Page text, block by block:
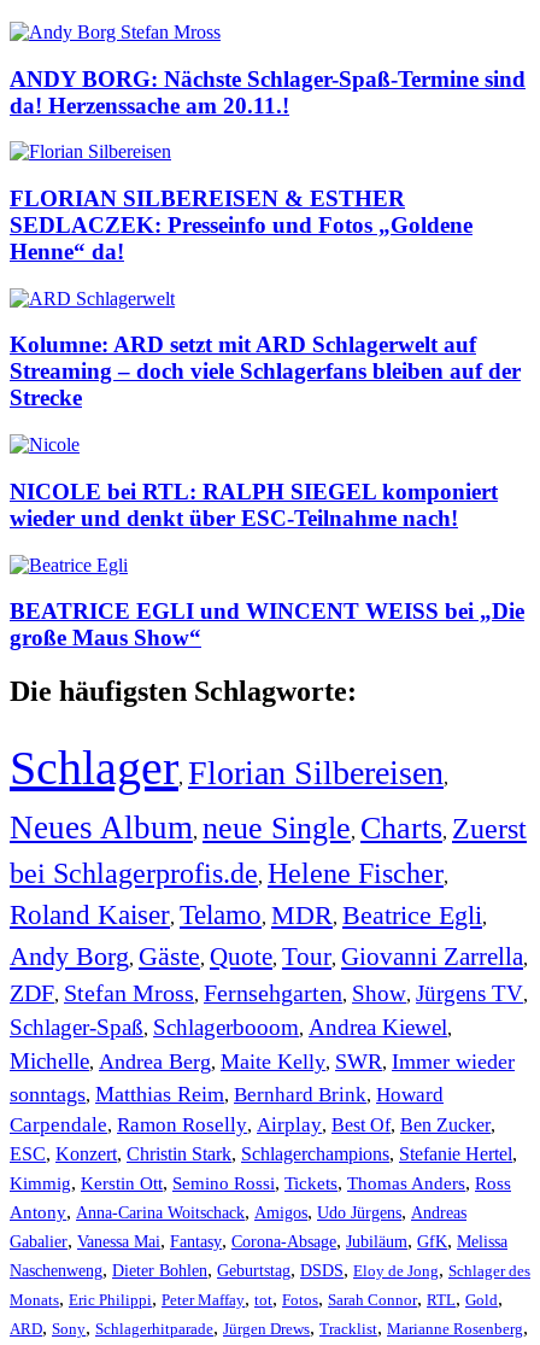
ANDY BORG: Nächste Schlager-Spaß-Termine sind
da! Herzenssache am 20.11.!
FLORIAN SILBEREISEN & ESTHER
SEDLACZEK: Presseinfo und Fotos „Goldene
Henne“ da!
Kolumne: ARD setzt mit ARD Schlagerwelt auf
Streaming – doch viele Schlagerfans bleiben auf der
Strecke
NICOLE bei RTL: RALPH SIEGEL komponiert
wieder und denkt über ESC-Teilnahme nach!
BEATRICE EGLI und WINCENT WEISS bei „Die
große Maus Show“
Die häufigsten Schlagworte:
Schlager, Florian Silbereisen,
Neues Album, neue Single, Charts, Zuerst
bei Schlagerprofis.de, Helene Fischer,
Roland Kaiser, Telamo, MDR, Beatrice Egli,
Andy Borg, Gäste, Quote, Tour, Giovanni Zarrella,
ZDF, Stefan Mross, Fernsehgarten, Show, Jürgens TV,
Schlager-Spaß, Schlagerbooom, Andrea Kiewel,
Michelle, Andrea Berg, Maite Kelly, SWR, Immer wieder
sonntags, Matthias Reim, Bernhard Brink, Howard
Carpendale, Ramon Roselly, Airplay, Best Of, Ben Zucker,
ESC, Konzert, Christin Stark, Schlagerchampions, Stefanie Hertel,
Kimmig, Kerstin Ott, Semino Rossi, Tickets, Thomas Anders, Ross
Antony, Anna-Carina Woitschack, Amigos, Udo Jürgens, Andreas
Gabalier, Vanessa Mai, Fantasy, Corona-Absage, Jubiläum, GfK, Melissa
Naschenweng, Dieter Bohlen, Geburtstag, DSDS, Eloy de Jong, Schlager des
Monats, Eric Philippi, Peter Maffay, tot, Fotos, Sarah Connor, RTL, Gold,
ARD, Sony, Schlagerhitparade, Jürgen Drews, Tracklist, Marianne Rosenberg,